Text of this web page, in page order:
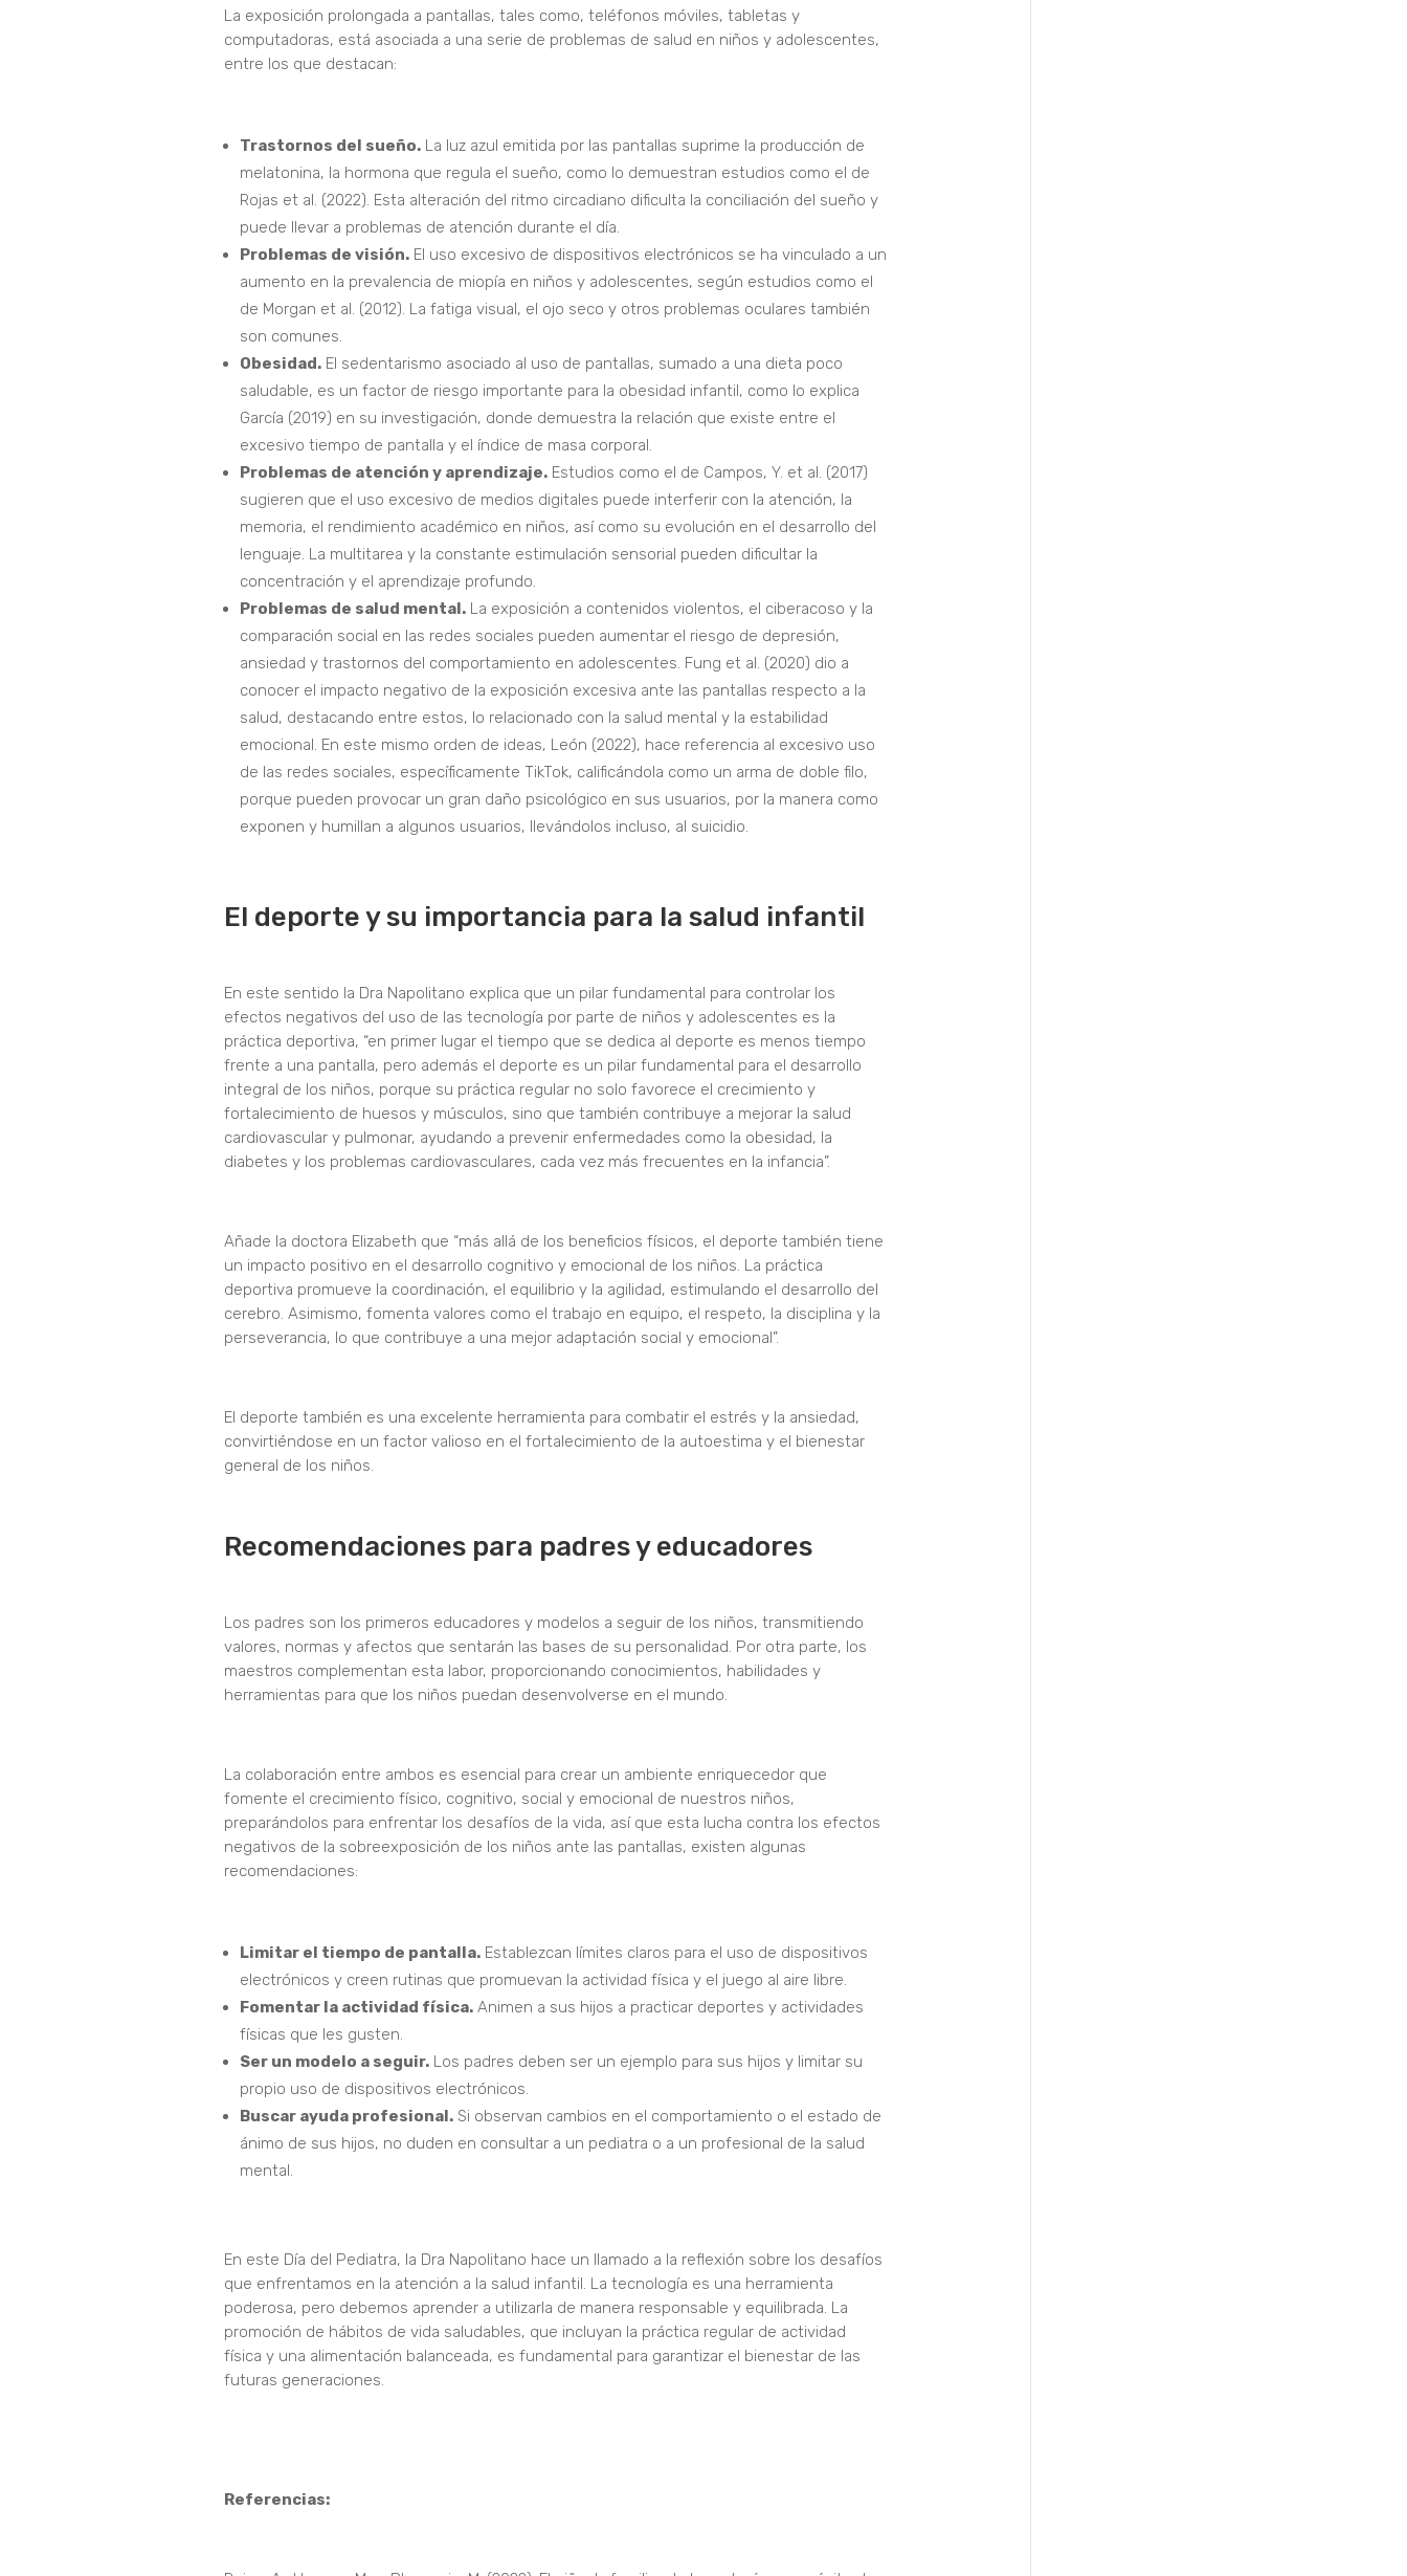
La exposición prolongada a pantallas, tales como, teléfonos móviles, tabletas y
computadoras, está asociada a una serie de problemas de salud en niños y adolescentes,
entre los que destacan:
Trastornos del sueño.La luz azul emitida por las pantallas suprime la producción de
melatonina, la hormona que regula el sueño, como lo demuestran estudios como el de
Rojas et al. (2022). Esta alteración del ritmo circadiano dificulta la conciliación del sueño y
puede llevar a problemas de atención durante el día.
Problemas de visión.El uso excesivo de dispositivos electrónicos se ha vinculado a un
aumento en la prevalencia de miopía en niños y adolescentes, según estudios como el
de Morgan et al. (2012). La fatiga visual, el ojo seco y otros problemas oculares también
son comunes.
Obesidad.El sedentarismo asociado al uso de pantallas, sumado a una dieta poco
saludable, es un factor de riesgo importante para la obesidad infantil, como lo explica
García (2019) en su investigación, donde demuestra la relación que existe entre el
excesivo tiempo de pantalla y el índice de masa corporal.
Problemas de atención y aprendizaje.Estudios como el de Campos, Y. et al. (2017)
sugieren que el uso excesivo de medios digitales puede interferir con la atención, la
memoria, el rendimiento académico en niños, así como su evolución en el desarrollo del
lenguaje. La multitarea y la constante estimulación sensorial pueden dificultar la
concentración y el aprendizaje profundo.
Problemas de salud mental.La exposición a contenidos violentos, el ciberacoso y la
comparación social en las redes sociales pueden aumentar el riesgo de depresión,
ansiedad y trastornos del comportamiento en adolescentes. Fung et al. (2020) dio a
conocer el impacto negativo de la exposición excesiva ante las pantallas respecto a la
salud, destacando entre estos, lo relacionado con la salud mental y la estabilidad
emocional. En este mismo orden de ideas, León (2022), hace referencia al excesivo uso
de las redes sociales, específicamente TikTok, calificándola como un arma de doble filo,
porque pueden provocar un gran daño psicológico en sus usuarios, por la manera como
exponen y humillan a algunos usuarios, llevándolos incluso, al suicidio.
El deporte y su importancia para la salud infantil
En este sentido la Dra Napolitano explica que un pilar fundamental para controlar los
efectos negativos del uso de las tecnología por parte de niños y adolescentes es la
práctica deportiva, “en primer lugar el tiempo que se dedica al deporte es menos tiempo
frente a una pantalla, pero además el deporte es un pilar fundamental para el desarrollo
integral de los niños, porque su práctica regular no solo favorece el crecimiento y
fortalecimiento de huesos y músculos, sino que también contribuye a mejorar la salud
cardiovascular y pulmonar, ayudando a prevenir enfermedades como la obesidad, la
diabetes y los problemas cardiovasculares, cada vez más frecuentes en la infancia”.
Añade la doctora Elizabeth que “más allá de los beneficios físicos, el deporte también tiene
un impacto positivo en el desarrollo cognitivo y emocional de los niños. La práctica
deportiva promueve la coordinación, el equilibrio y la agilidad, estimulando el desarrollo del
cerebro. Asimismo, fomenta valores como el trabajo en equipo, el respeto, la disciplina y la
perseverancia, lo que contribuye a una mejor adaptación social y emocional”.
El deporte también es una excelente herramienta para combatir el estrés y la ansiedad,
convirtiéndose en un factor valioso en el fortalecimiento de la autoestima y el bienestar
general de los niños.
Recomendaciones para padres y educadores
Los padres son los primeros educadores y modelos a seguir de los niños, transmitiendo
valores, normas y afectos que sentarán las bases de su personalidad. Por otra parte, los
maestros complementan esta labor, proporcionando conocimientos, habilidades y
herramientas para que los niños puedan desenvolverse en el mundo.
La colaboración entre ambos es esencial para crear un ambiente enriquecedor que
fomente el crecimiento físico, cognitivo, social y emocional de nuestros niños,
preparándolos para enfrentar los desafíos de la vida, así que esta lucha contra los efectos
negativos de la sobreexposición de los niños ante las pantallas, existen algunas
recomendaciones:
Limitar el tiempo de pantalla.Establezcan límites claros para el uso de dispositivos
electrónicos y creen rutinas que promuevan la actividad física y el juego al aire libre.
Fomentar la actividad física.Animen a sus hijos a practicar deportes y actividades
físicas que les gusten.
Ser un modelo a seguir.Los padres deben ser un ejemplo para sus hijos y limitar su
propio uso de dispositivos electrónicos.
Buscar ayuda profesional.Si observan cambios en el comportamiento o el estado de
ánimo de sus hijos, no duden en consultar a un pediatra o a un profesional de la salud
mental.
En este Día del Pediatra, la Dra Napolitano hace un llamado a la reflexión sobre los desafíos
que enfrentamos en la atención a la salud infantil. La tecnología es una herramienta
poderosa, pero debemos aprender a utilizarla de manera responsable y equilibrada. La
promoción de hábitos de vida saludables, que incluyan la práctica regular de actividad
física y una alimentación balanceada, es fundamental para garantizar el bienestar de las
futuras generaciones.
Referencias: